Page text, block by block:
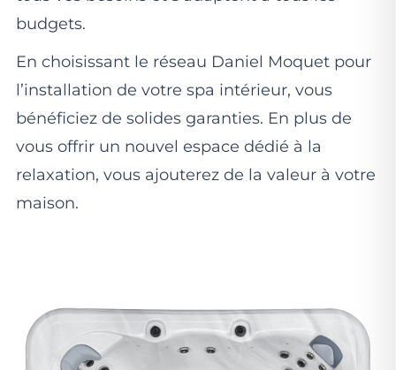
budgets.
En choisissant le réseau Daniel Moquet pour
l’installation de votre spa intérieur, vous
bénéficiez de solides garanties. En plus de
vous offrir un nouvel espace dédié à la
relaxation, vous ajouterez de la valeur à votre
maison.